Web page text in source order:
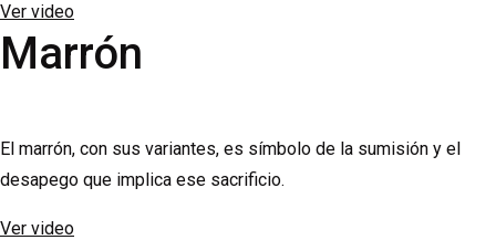
Ver video
Marrón
El marrón, con sus variantes, es símbolo de la sumisión y el
desapego que implica ese sacrificio.
Ver video